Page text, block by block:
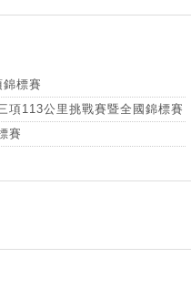
標賽
項113公里挑戰賽暨全國錦標賽
賽